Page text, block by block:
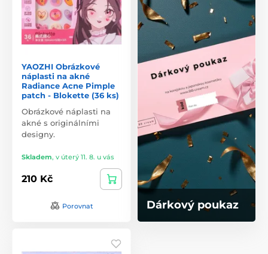
YAOZHI Obrázkové
náplasti na akné
Radiance Acne Pimple
patch - Blokette (36 ks)
Obrázkové náplasti na
akné s originálními
designy.
Skladem, v úterý 11. 8. u vás
210 Kč
Porovnat Dárkový poukaz